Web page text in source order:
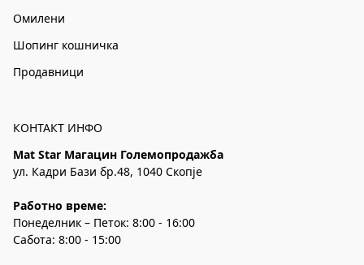
Омилени
Шопинг кошничка
Продавници
КОНТАКТ ИНФО
Mat Star Магацин Големопродажба
ул. Кадри Бази бр.48, 1040 Скопје
Работно време:
Понеделник – Петок: 8:00 - 16:00
Сабота: 8:00 - 15:00